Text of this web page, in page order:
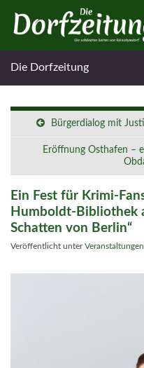
Die Dorfzeitung
Bürgerdialog mit
Eröffnung Osthafen –
Ein Fest für Krimi-
Humboldt-Bibliothek
Schatten von Berlin“
Veröffentlicht unterVeranstaltungen